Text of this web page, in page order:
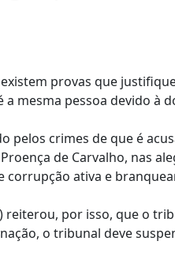
provas que
mesma pessoa devido à
pelos crimes de que é
de Carvalho, nas
corrupção ativa e
por isso, que o
o tribunal deve